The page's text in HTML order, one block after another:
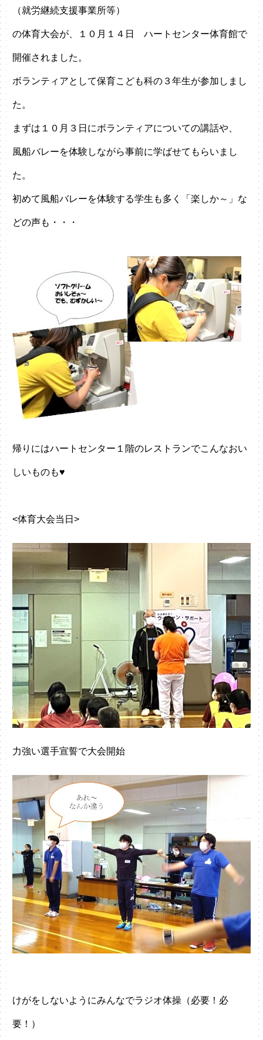
（就労継続支援事業所等）
の体育大会が、１０月１４日 ハートセンター体育館で
開催されました。
ボランティアとして保育こども科の３年生が参加しまし
た。
まずは１０月３日にボランティアについての講話や、
風船バレーを体験しながら事前に学ばせてもらいまし
た。
初めて風船バレーを体験する学生も多く「楽しか～」な
どの声も・・・
帰りにはハートセンター１階のレストランでこんなおい
しいものも♥
<体育大会当日>
力強い選手宣誓で大会開始
けがをしないようにみんなでラジオ体操（必要！必
要！）